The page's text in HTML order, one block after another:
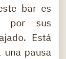
bar es
por sus
Está
una pausa